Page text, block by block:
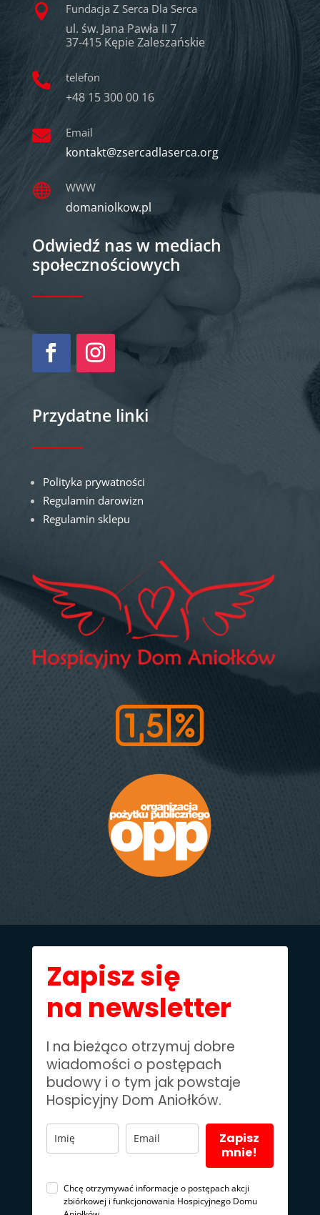
 Fundacja Z Serca Dla Serca
ul. św. Jana Pawła II 7
37-415 Kępie Zaleszańskie
 telefon
+48 15 300 00 16
 Email
kontakt@zsercadlaserca.org
 WWW
domaniolkow.pl
Odwiedź nas w mediach
społecznościowych
Przydatne linki
Polityka prywatności
Regulamin darowizn
Regulamin sklepu
Zapisz się
na newsletter
I na bieżąco otrzymuj dobre
wiadomości o postępach
budowy i o tym jak powstaje
Hospicyjny Dom Aniołków.
Zapisz
mnie!
Chcę otrzymywać informacje o postępach akcji
zbiórkowej i funkcjonowania Hospicyjnego Domu